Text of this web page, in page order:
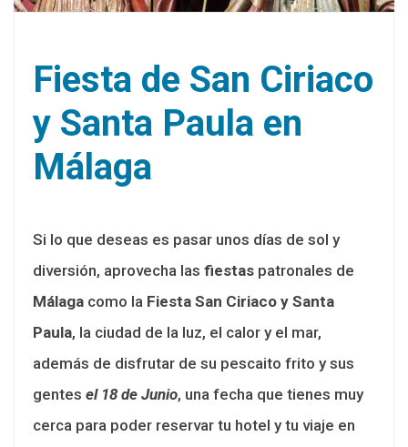
Fiesta de San Ciriaco
y Santa Paula en
Málaga
Si lo que deseas es pasar unos días de sol y
diversión, aprovecha las fiestas patronales de
Málaga como la Fiesta San Ciriaco y Santa
Paula, la ciudad de la luz, el calor y el mar,
además de disfrutar de su pescaito frito y sus
gentes el 18 de Junio, una fecha que tienes muy
cerca para poder reservar tu hotel y tu viaje en